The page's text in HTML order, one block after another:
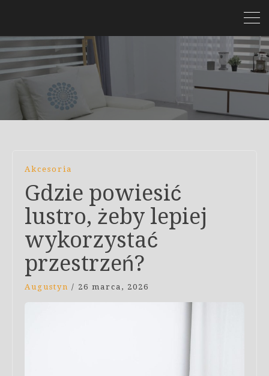
Akcesoria
Gdzie powiesić
lustro, żeby lepiej
wykorzystać
przestrzeń?
Augustyn / 26 marca, 2026